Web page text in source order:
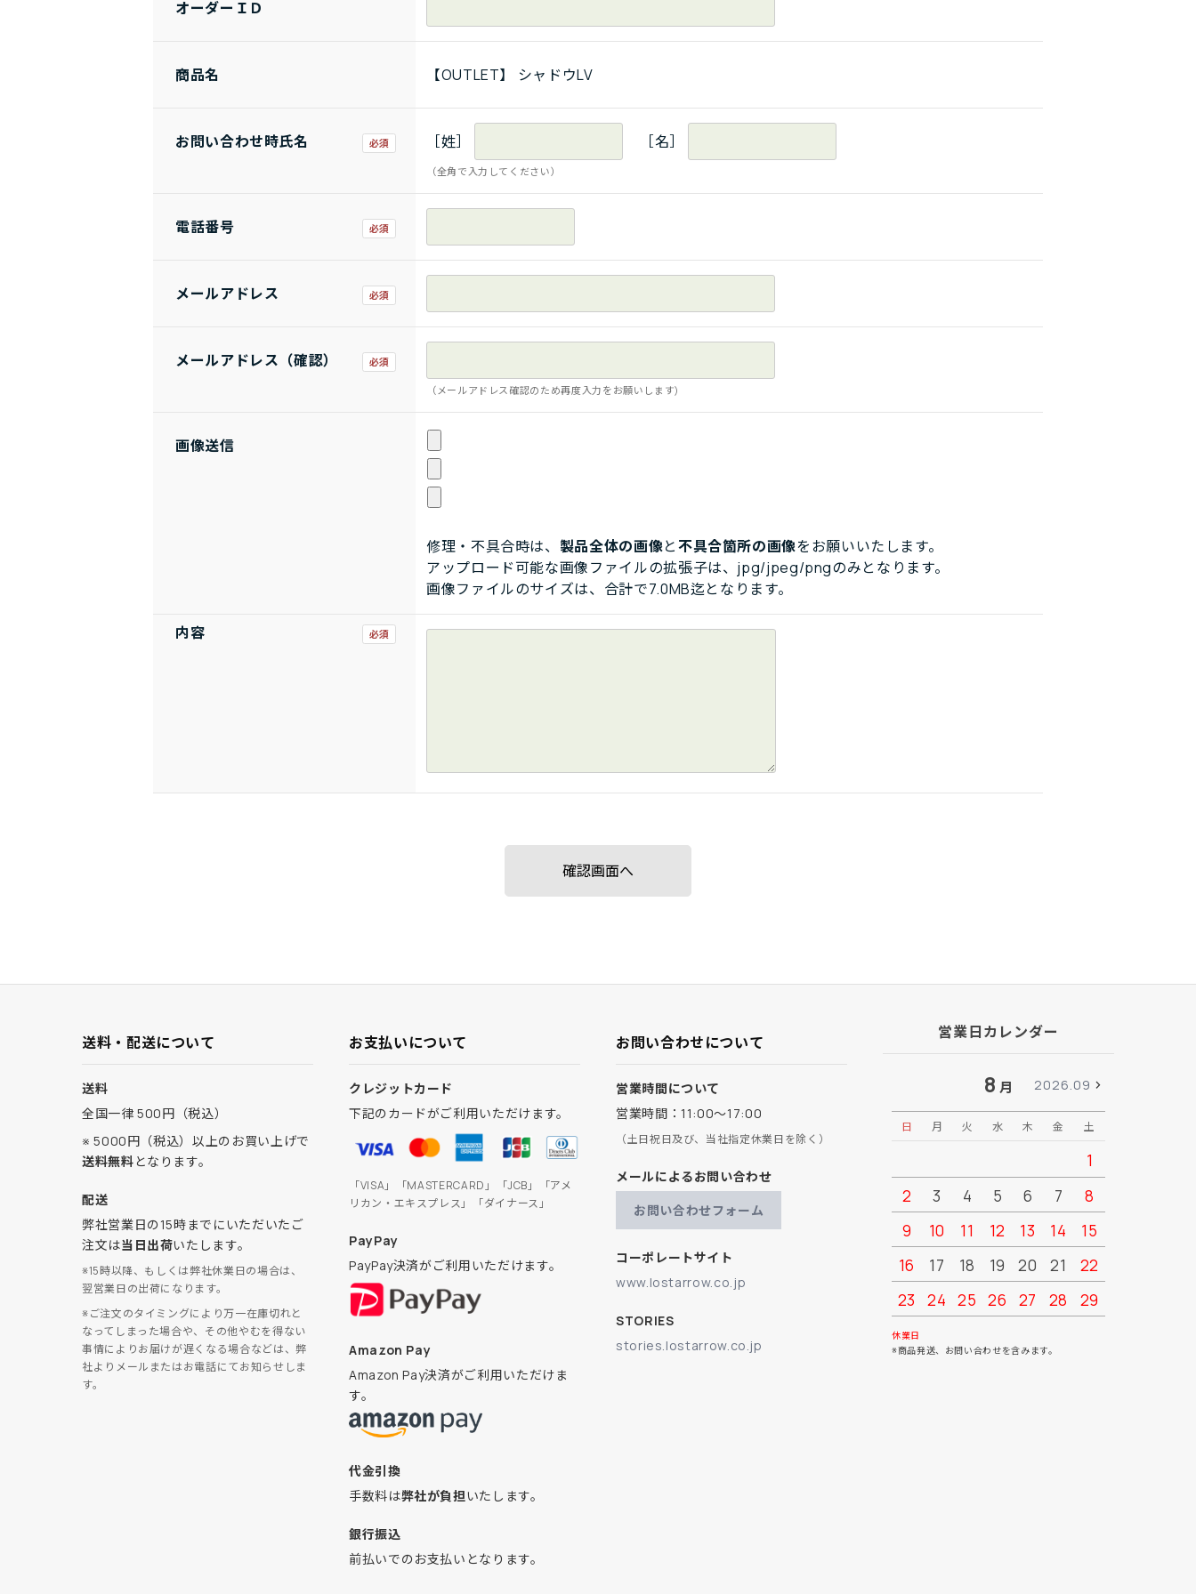
オーダーＩＤ
商品名 【OUTLET】 シャドウLV
お問い合わせ時氏名 ［姓］ ［名］
（全角で入力してください）
電話番号
メールアドレス
メールアドレス（確認）
（メールアドレス確認のため再度入力をお願いします)
画像送信
修理・不具合時は、 製品全体の画像と不具合箇所の画像をお願いいたします。
アップロード可能な画像ファイルの拡張子は、jpg/jpeg/pngのみとなります。
画像ファイルのサイズは、合計で7.0MB迄となります。
内容
送料・配送について
送料
全国一律 500円（税込）
※ 5000円（税込）以上のお買い上げで
送料無料となります。
配送
弊社営業日の15時までにいただいたご
注文は当日出荷いたします。
※15時以降、もしくは弊社休業日の場合は、
翌営業日の出荷になります。
※ご注文のタイミングにより万一在庫切れと
なってしまった場合や、その他やむを得ない
事情によりお届けが遅くなる場合などは、弊
社よりメールまたはお電話にてお知らせしま
す。
お支払いについて
クレジットカード
下記のカードがご利用いただけます。
「VISA」「MASTERCARD」「JCB」「アメ
リカン・エキスプレス」「ダイナース」
PayPay
PayPay決済がご利用いただけます。
Amazon Pay
Amazon Pay決済がご利用いただけま
す。
代金引換
手数料は弊社が負担いたします。
銀行振込
前払いでのお支払いとなります。
お問い合わせについて
営業時間について
営業時間：11:00～17:00
（土日祝日及び、当社指定休業日を除く）
メールによるお問い合わせ
お問い合わせフォーム
コーポレートサイト
www.lostarrow.co.jp
STORIES
stories.lostarrow.co.jp
営業日カレンダー
8 月 2026.09
日 月 火 水 木 金 土
1
2
3 4 5 6 7
8
9
10 11 12 13 14
15
16
17 18 19 20 21
22
23
24 25 26 27 28
29
30
休業日
※商品発送、お問い合わせを含みます。